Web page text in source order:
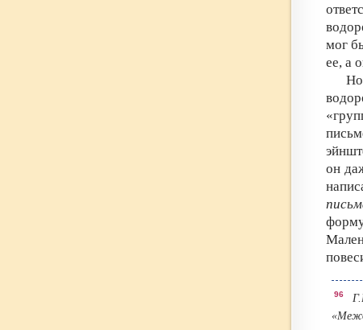
мог
ее, а
он
96